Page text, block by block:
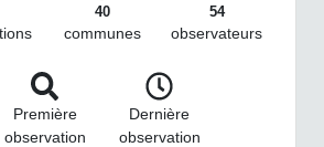
40
communes
54
observateurs
Première
observation
Dernière
observation